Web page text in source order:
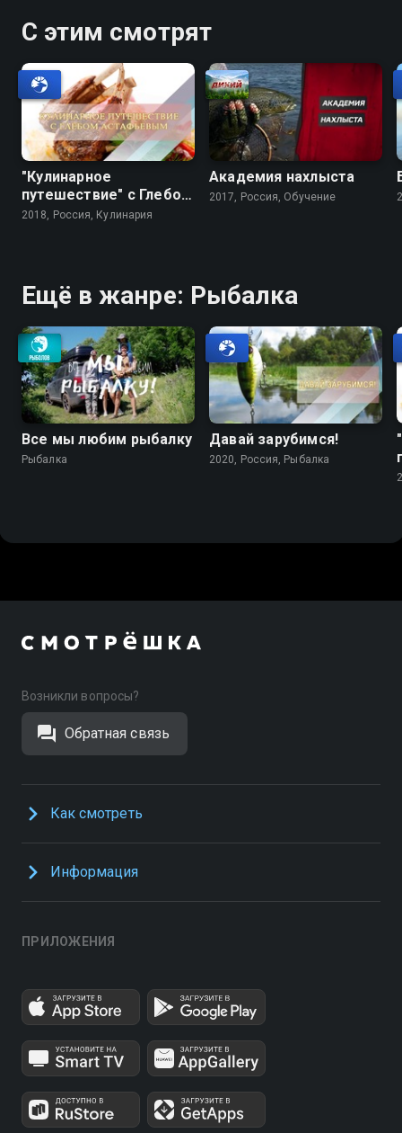
С этим смотрят
"Кулинарное
путешествие" с Глебом
Астафьевым
2018, Россия, Кулинария
Академия нахлыста
2017, Россия, Обучение
Ещё в жанре: Рыбалка
Все мы любим рыбалку
Рыбалка
Давай зарубимся!
2020, Россия, Рыбалка
Возникли вопросы?
Обратная связь
Как смотреть
Информация
ПРИЛОЖЕНИЯ